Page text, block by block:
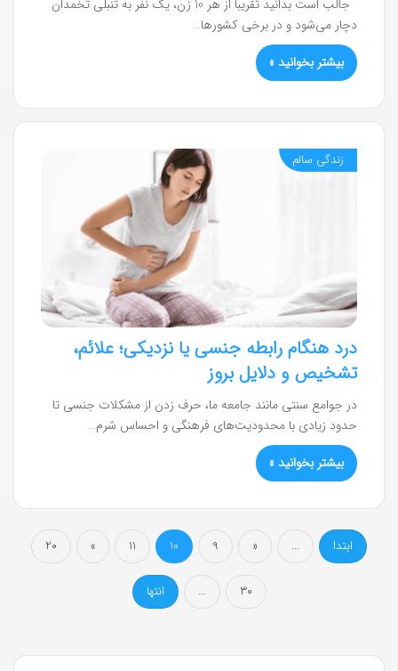
جالب است بدانید تقریبا از هر 10 زن، یک نفر به تنبلی تخمدان
دچار می‌شود و در برخی کشورها…
بیشتر بخوانید »
زندگی سالم
درد هنگام رابطه جنسی یا نزدیکی؛ علائم،
تشخیص و دلایل بروز
در جوامع سنتی مانند جامعه ما، حرف زدن از مشکلات جنسی تا
حدود زیادی با محدودیت‌های فرهنگی و احساس شرم…
بیشتر بخوانید »
ابتدا ...
«
9
10
11
»
20
30
... انتها